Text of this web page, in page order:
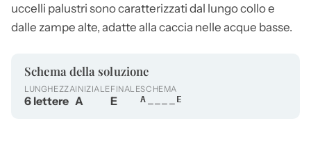
uccelli palustri sono caratterizzati dal lungo collo e
dalle zampe alte, adatte alla caccia nelle acque basse.
Schema della soluzione
LUNGHEZZA
6 lettere
INIZIALE
A
FINALE
E
SCHEMA
A____E